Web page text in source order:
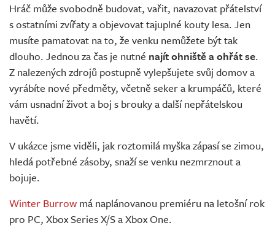
Hráč může svobodně budovat, vařit, navazovat přátelství
s ostatními zvířaty a objevovat tajuplné kouty lesa. Jen
musíte pamatovat na to, že venku nemůžete být tak
dlouho. Jednou za čas je nutné najít ohniště a ohřát se.
Z nalezených zdrojů postupně vylepšujete svůj domov a
vyrábíte nové předměty, včetně seker a krumpáčů, které
vám usnadní život a boj s brouky a další nepřátelskou
havětí.
V ukázce jsme viděli, jak roztomilá myška zápasí se zimou,
hledá potřebné zásoby, snaží se venku nezmrznout a
bojuje.
Winter Burrow má naplánovanou premiéru na letošní rok
pro PC, Xbox Series X/S a Xbox One.